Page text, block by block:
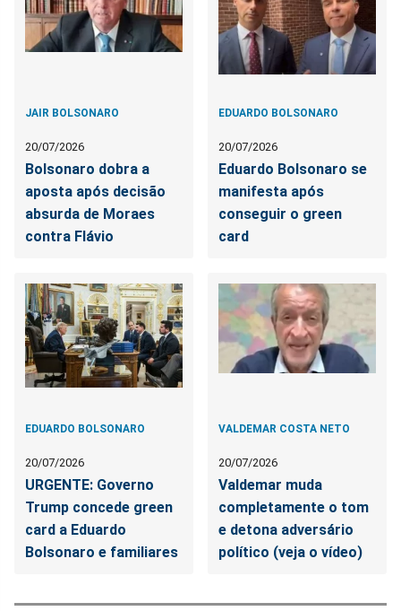
JAIR BOLSONARO
20/07/2026
Bolsonaro dobra a
aposta após decisão
absurda de Moraes
contra Flávio
EDUARDO BOLSONARO
20/07/2026
Eduardo Bolsonaro se
manifesta após
conseguir o green
card
EDUARDO BOLSONARO
20/07/2026
URGENTE: Governo
Trump concede green
card a Eduardo
Bolsonaro e familiares
VALDEMAR COSTA NETO
20/07/2026
Valdemar muda
completamente o tom
e detona adversário
político (veja o vídeo)